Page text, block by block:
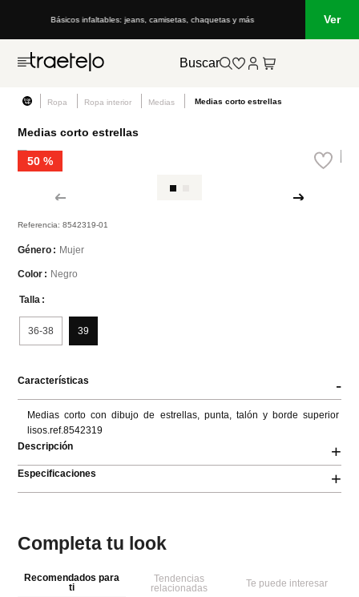
Básicos infaltables: jeans, camisetas, chaquetas y más Ver
Buscar
Ropa Ropa interior Medias Medias corto estrellas
Medias corto estrellas
50 %
Referencia:8542319-01
Género Mujer
Color Negro
Talla
36-38 39
Características -
Medias corto con dibujo de estrellas, punta, talón y borde superior
lisos.ref.8542319
Descripción
+
Especificaciones +
Completa tu look
Recomendados para
ti
Tendencias
relacionadas
Te puede interesar